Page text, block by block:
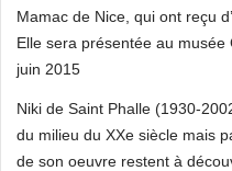
Mamac de Nice, qui ont reçu
Elle sera présentée au
juin 2015
Niki de Saint Phalle (1930-
du milieu du XXe siècle mais
de son oeuvre restent à